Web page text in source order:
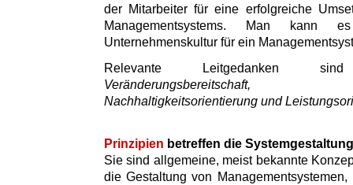
der Mitarbeiter für eine erfolgreiche
Managementsystems. Man kann
Unternehmenskultur für ein
Relevante Leitgedanken
Veränderungsbereitschaft,
Nachhaltigkeitsorientierung und
Prinzipien betreffen die Systemgestaltung
Sie sind allgemeine, meist bekannte
die Gestaltung von